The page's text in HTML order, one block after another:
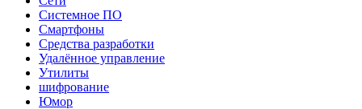
Системное ПО
Смартфоны
Средства разработки
Удалённое управление
Утилиты
шифрование
Юмор